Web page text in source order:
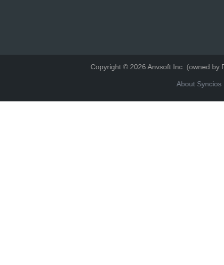
Copyright © 2026 Anvsoft Inc. (owned by
About Syncios